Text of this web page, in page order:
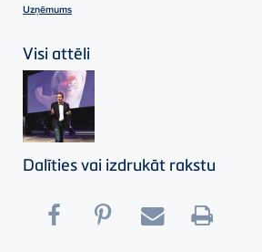
Uzņēmums
Visi attēli
Dalīties vai izdrukāt rakstu